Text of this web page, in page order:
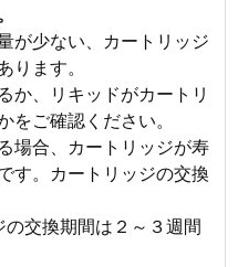
が少ない、カートリッジ
ます。
、リキッドがカートリ
をご確認ください。
合、カートリッジが寿
す。カートリッジの交換
交換期間は２～３週間